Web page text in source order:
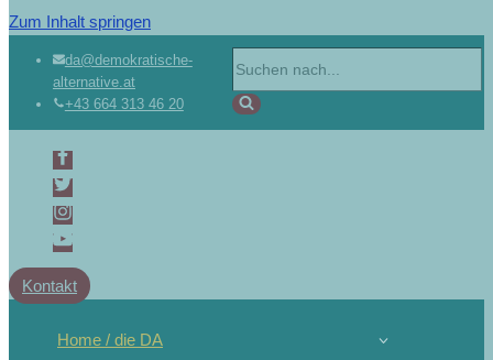
Zum Inhalt springen
da@demokratische-
alternative.at
+43 664 313 46 20
Kontakt
Home / die DA